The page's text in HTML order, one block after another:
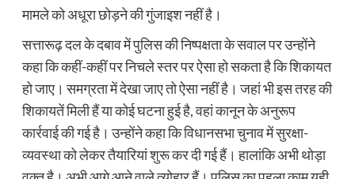
मामले को अधूरा छोड़ने की गुंजाइश नहीं है।
सत्तारूढ़ दल के दबाव में पुलिस की निष्पक्षता के सवाल पर उन्होंने
कहा कि कहीं-कहीं पर निचले स्तर पर ऐसा हो सकता है कि शिकायत
हो जाए। समग्रता में देखा जाए तो ऐसा नहीं है। जहां भी इस तरह की
शिकायतें मिली हैं या कोई घटना हुई है, वहां कानून के अनुरूप
कार्रवाई की गई है। उन्होंने कहा कि विधानसभा चुनाव में सुरक्षा-
व्यवस्था को लेकर तैयारियां शुरू कर दी गई हैं। हालांकि अभी थोड़ा